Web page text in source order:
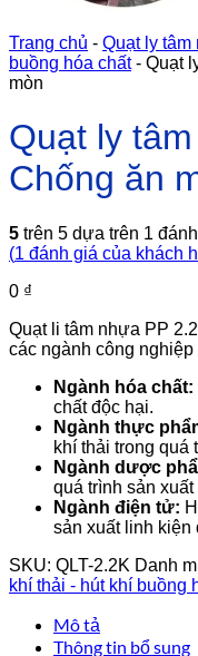
Trang chủ - Quạt ly
buồng hóa chất- Quạt
mòn
Quạt ly
Chống ăn
5 trên 5 dựa trên 1
(1 đánh giá của khách
0 ₫
Quạt li tâm nhựa PP
các ngành công nghiệp
Ngành hóa chất:
chất độc hại.
Ngành thực
khí thải trong quá
Ngành dược
quá trình sản xuất
Ngành điện tử:
sản xuất linh kiện
SKU: QLT-2.2K Danh
khí thải - hút khí buồng
Mô tả
Thông tin bổ sung